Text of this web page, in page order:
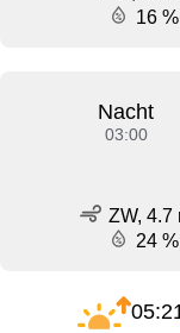
16 %
Nacht
03:00
ZW, 4.7
24 %